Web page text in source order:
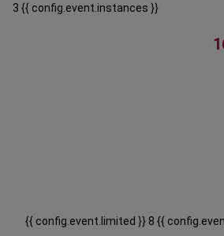
3 {{ config.event.instances }}
{{ config.event.limited }} 8 {{